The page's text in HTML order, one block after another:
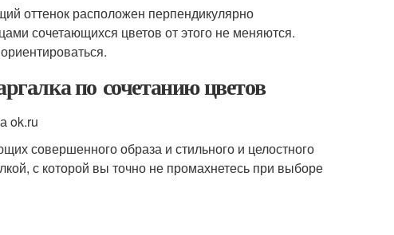
оттенок расположен перпендикулярно
сочетающихся цветов от этого не меняются.
по сочетанию цветов
ok.ru
совершенного образа и стильного и целостного
с которой вы точно не промахнетесь при выборе